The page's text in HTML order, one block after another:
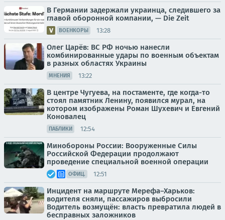
В Германии задержали украинца, следившего за
главой оборонной компании, — Die Zeit
ВОЕНКОРЫ 13:28
Олег Царёв: ВС РФ ночью нанесли
комбинированные удары по военным объектам
в разных областях Украины
МНЕНИЯ 13:22
В центре Чугуева, на постаменте, где когда-то
стоял памятник Ленину, появился мурал, на
котором изображены Роман Шухевич и Евгений
Коновалец
ПАБЛИКИ 12:54
Минобороны России: Вооруженные Силы
Российской Федерации продолжают
проведение специальной военной операции
ОФИЦ. 12:51
Инцидент на маршруте Мерефа–Харьков:
водителя сняли, пассажиров выбросили
Водитель возмущён: власть превратила людей в
бесправных заложников